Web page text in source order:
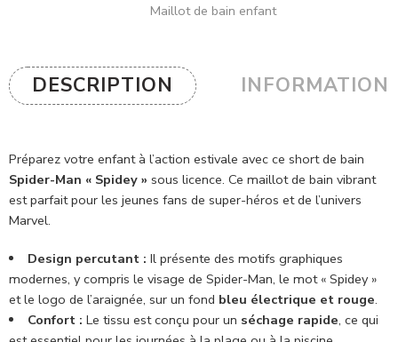
Maillot de bain enfant
DESCRIPTION
Préparez votre enfant à l’action estivale avec ce short de bain
Spider-Man « Spidey » sous licence. Ce maillot de bain vibrant
est parfait pour les jeunes fans de super-héros et de l’univers
Marvel.
Design percutant : Il présente des motifs graphiques
modernes, y compris le visage de Spider-Man, le mot « Spidey »
et le logo de l’araignée, sur un fond bleu électrique et rouge.
Confort : Le tissu est conçu pour un séchage rapide, ce qui